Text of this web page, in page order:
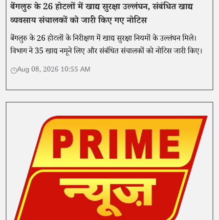
बेंगलुरु के 26 होटलों में खाद्य सुरक्षा उल्लंघन, संबंधित खाद्य
व्यवसाय संचालकों को जारी किए गए नोटिस
बेंगलुरु के 26 होटलों के निरीक्षण में खाद्य सुरक्षा नियमों के उल्लंघन मिले।
विभाग ने 35 खाद्य नमूने लिए और संबंधित संचालकों को नोटिस जारी किए।
Aug 08, 2026 10:55 AM